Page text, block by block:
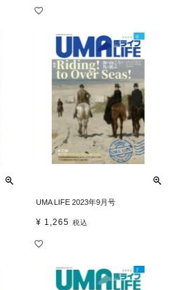
UMA LIFE 2023年9月号
¥ 1,265 税込